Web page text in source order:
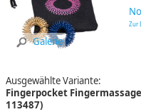
Galerie
Zur
Ausgewählte Variante:
Fingerpocket
113487)